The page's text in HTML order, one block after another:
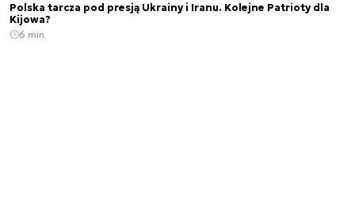
Polska tarcza pod presją Ukrainy i Iranu. Kolejne Patrioty dla
Kijowa?
6 min.